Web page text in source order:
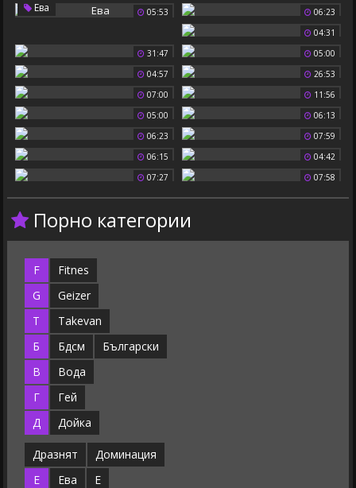
05:53
Ева
06:23
04:31
31:47
05:00
04:57
26:53
07:00
11:56
05:00
06:13
06:23
07:59
06:15
04:42
07:27
07:58
Порно категории
F
Fitnes
G
Geizer
T
Takevan
Б
Бдсм
Български
В
Вода
Г
Гей
Д
Дойка
Дразнят
Доминация
Е
Ева
Е